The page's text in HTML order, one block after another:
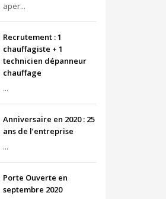
aper...
Recrutement : 1
chauffagiste + 1
technicien dépanneur
chauffage
...
Anniversaire en 2020 : 25
ans de l’entreprise
...
Porte Ouverte en
septembre 2020